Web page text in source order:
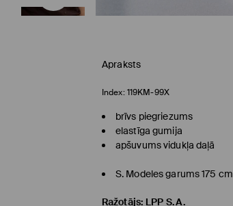
Apraksts
Index: 119KM-99X
brīvs piegriezums
elastīga gumija
apšuvums vidukļa daļā
S. Modeles garums 175 cm
Ražotājs: LPP S.A.